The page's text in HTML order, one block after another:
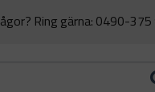
Ring gärna: 0490-375